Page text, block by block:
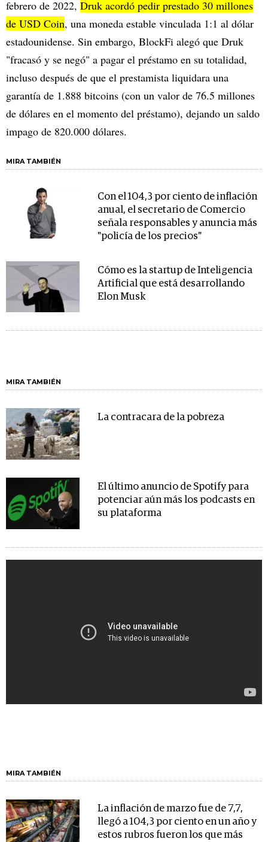
febrero de 2022, Druk acordó pedir prestado 30 millones
de USD Coin, una moneda estable vinculada 1:1 al dólar
estadounidense. Sin embargo, BlockFi alegó que Druk
"fracasó y se negó" a pagar el préstamo en su totalidad,
incluso después de que el prestamista liquidara una
garantía de 1.888 bitcoins (con un valor de 76.5 millones
de dólares en el momento del préstamo), dejando un saldo
impago de 820.000 dólares.
MIRA TAMBIÉN
Con el 104,3 por ciento de inflación
anual, el secretario de Comercio
señala responsables y anuncia más
"policía de los precios"
Cómo es la startup de Inteligencia
Artificial que está desarrollando
Elon Musk
MIRA TAMBIÉN
La contracara de la pobreza
El último anuncio de Spotify para
potenciar aún más los podcasts en
su plataforma
MIRA TAMBIÉN
La inflación de marzo fue de 7,7,
llegó a 104,3 por ciento en un año y
estos rubros fueron los que más